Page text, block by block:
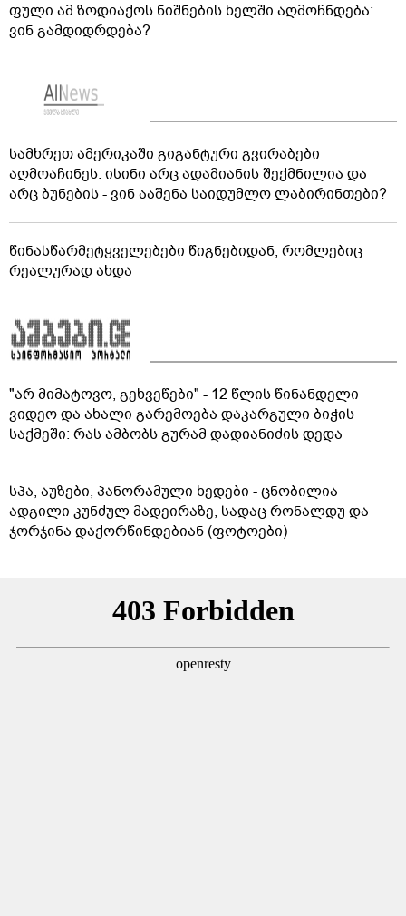
ფული ამ ზოდიაქოს ნიშნების ხელში აღმოჩნდება:
ვინ გამდიდრდება?
სამხრეთ ამერიკაში გიგანტური გვირაბები
აღმოაჩინეს: ისინი არც ადამიანის შექმნილია და
არც ბუნების - ვინ ააშენა საიდუმლო ლაბირინთები?
წინასწარმეტყველებები წიგნებიდან, რომლებიც
რეალურად ახდა
"არ მიმატოვო, გეხვეწები" - 12 წლის წინანდელი
ვიდეო და ახალი გარემოება დაკარგული ბიჭის
საქმეში: რას ამბობს გურამ დადიანიძის დედა
სპა, აუზები, პანორამული ხედები - ცნობილია
ადგილი კუნძულ მადეირაზე, სადაც რონალდუ და
ჯორჯინა დაქორწინდებიან (ფოტოები)